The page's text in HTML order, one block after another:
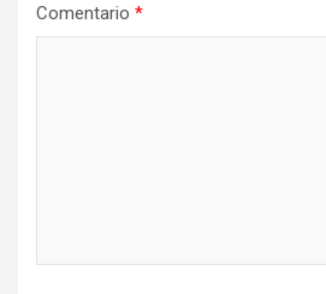
Comentario *